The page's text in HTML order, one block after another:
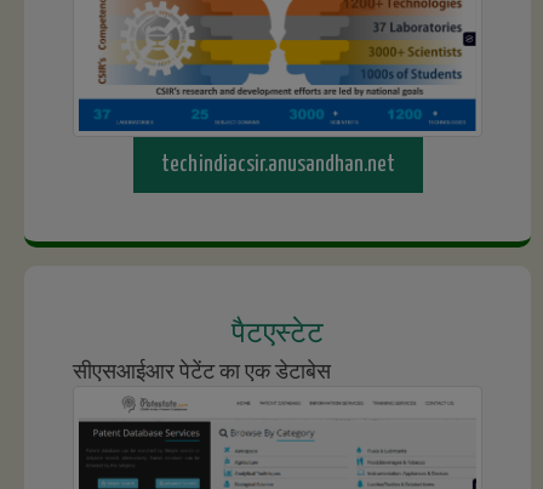
techindiacsir.anusandhan.net
पैटएस्टेट
सीएसआईआर पेटेंट का एक डेटाबेस